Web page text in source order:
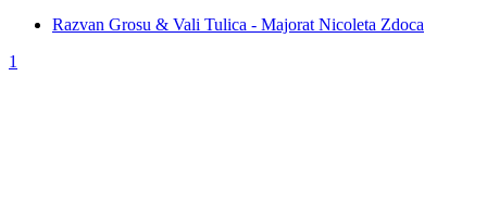
Razvan Grosu & Vali Tulica - Majorat Nicoleta Zdoca
1